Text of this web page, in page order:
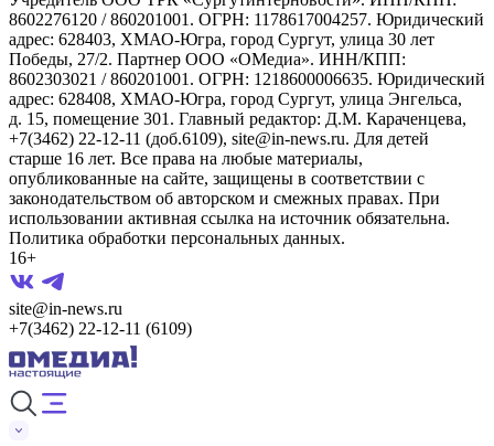
8602276120 / 860201001. ОГРН: 1178617004257. Юридический
адрес: 628403, ХМАО-Югра, город Сургут, улица 30 лет
Победы, 27/2. Партнер ООО «ОМедиа». ИНН/КПП:
8602303021 / 860201001. ОГРН: 1218600006635. Юридический
адрес: 628408, ХМАО-Югра, город Сургут, улица Энгельса,
д. 15, помещение 301. Главный редактор: Д.М. Караченцева,
+7(3462) 22-12-11 (доб.6109), site@in-news.ru. Для детей
старше 16 лет. Все права на любые материалы,
опубликованные на сайте, защищены в соответствии с
законодательством об авторском и смежных правах. При
использовании активная ссылка на источник обязательна.
Политика обработки персональных данных.
16+
site@in-news.ru
+7(3462) 22-12-11 (6109)